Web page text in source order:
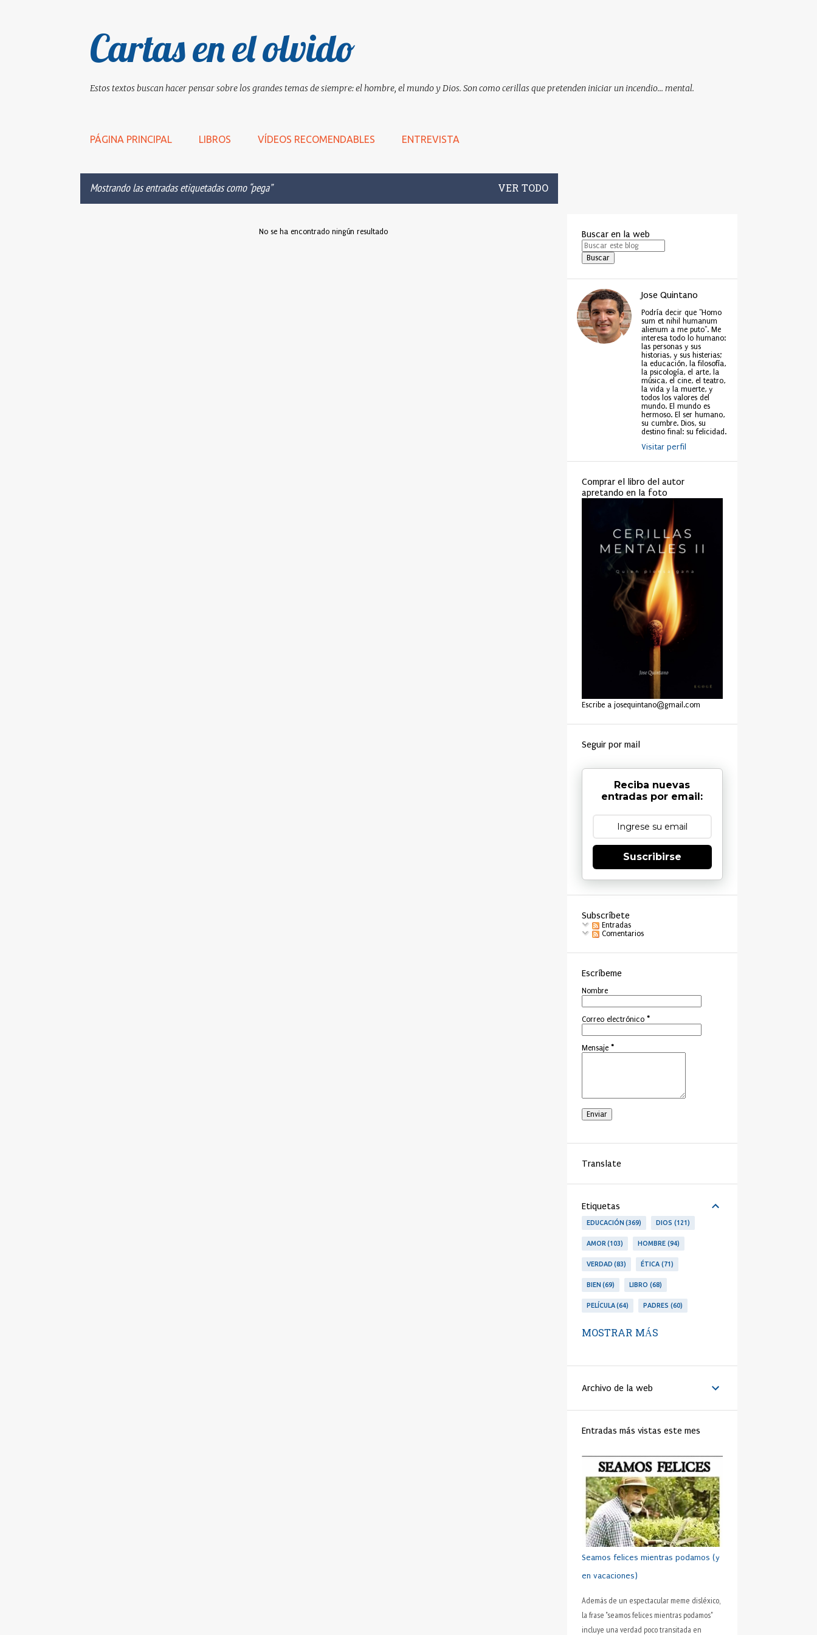
Cartas en el olvido
Estos textos buscan hacer pensar sobre los grandes temas de siempre: el hombre, el mundo y Dios. Son como cerillas que pretenden iniciar un incendio... mental.
PÁGINA PRINCIPAL LIBROS VÍDEOS RECOMENDABLES ENTREVISTA
Mostrando las entradas etiquetadas como pega VER TODO
No se ha encontrado ningún resultado Buscar en la web
Jose Quintano
Podría decir que "Homo
sum et nihil humanum
alienum a me puto". Me
interesa todo lo humano:
las personas y sus
historias, y sus histerias;
la educación, la filosofía,
la psicología, el arte, la
música, el cine, el teatro,
la vida y la muerte, y
todos los valores del
mundo. El mundo es
hermoso. El ser humano,
su cumbre. Dios, su
destino final: su felicidad.
Visitar perfil
Comprar el libro del autor
apretando en la foto
Escribe a josequintano@gmail.com
Seguir por mail
Reciba nuevas
entradas por email:
Suscribirse
Subscríbete
Entradas
Comentarios
Escríbeme
Nombre
Correo electrónico *
Mensaje *
Translate
Etiquetas
EDUCACIÓN 369 DIOS 121
AMOR 103 HOMBRE 94
VERDAD 83 ÉTICA 71
BIEN 69 LIBRO 68
PELÍCULA 64 PADRES 60
PERSONA
BENEDICTO XVI 44
MATRIMONIO 44
RELIGIÓN 41 FAMILIA 40
TRABAJO 40 JÓVENES 39
IGLESIA 37 MORAL 37
SHAKESPEARE 35 DINERO 35
CRISTIANISMO 34 HUMANO 34
PRUDENCIA 34 METÁFORA 33
32 ADOLESCENTE 31
HOMBRES 31
INTELIGENCIA 28 VALORES 28
MOSTRAR MÁS
Archivo de la web
Entradas más vistas este mes
Seamos felices mientras podamos (y
en vacaciones)
Además de un espectacular meme disléxico,
la frase "seamos felices mientras podamos"
incluye una verdad poco transitada en